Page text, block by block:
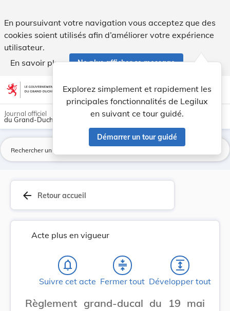
En poursuivant votre navigation vous acceptez que des
cookies soient utilisés afin d’améliorer votre expérience
utilisateur.
En savoir plus
Ne plus afficher ce message
Aller au contenu account_circle help Aide
Explorez simplement et rapidement les
principales fonctionnalités de Legilux
en suivant ce tour guidé.
Démarrer un tour guidé
light_mode dark_mode
Journal officiel
du Grand-Duché de Luxembourg
arrow_back Retour accueil
Acte plus en vigueur
notifications_none
Suivre cet acte
compress
Fermer tout
expand
Développer tout
Règlement grand-ducal du 19 mai